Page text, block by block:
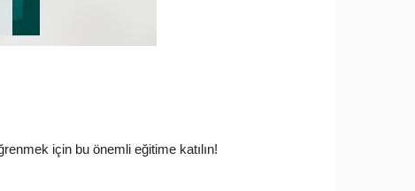
için bu önemli eğitime katılın!